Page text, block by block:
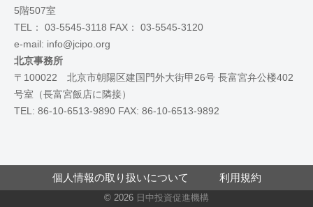
5階507室
TEL： 03-5545-3118 FAX： 03-5545-3120
e-mail: info@jcipo.org
北京事務所
〒100022 北京市朝陽区建国門外大街甲26号 長富宮弁公楼402
号室（長富宮飯店に隣接）
TEL: 86-10-6513-9890 FAX: 86-10-6513-9892
個人情報の取り扱いについて 利用規約
© 2026 日中投資促進機構